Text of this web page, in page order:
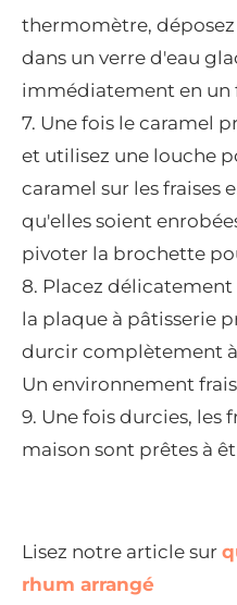
thermomètre,
dans un verre d'eau
immédiatement en un
7. Une fois le caramel
et utilisez une louche
caramel sur les fraises
qu'elles soient
pivoter la brochette
8. Placez délicatement
la plaque à pâtisserie
durcir complètement
Un environnement
9. Une fois durcies, les
maison sont prêtes à
Lisez notre article sur
rhum arrangé